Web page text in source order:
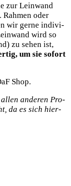
zur Lein­wand
oder
wir ger­ne indi­vi­
wird so
zu sehen ist,
um sie sofort
Shop.
allen ande­ren Pro­
da es sich hier­